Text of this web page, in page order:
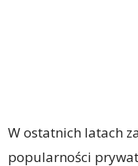
W ostatnich latach
popularności